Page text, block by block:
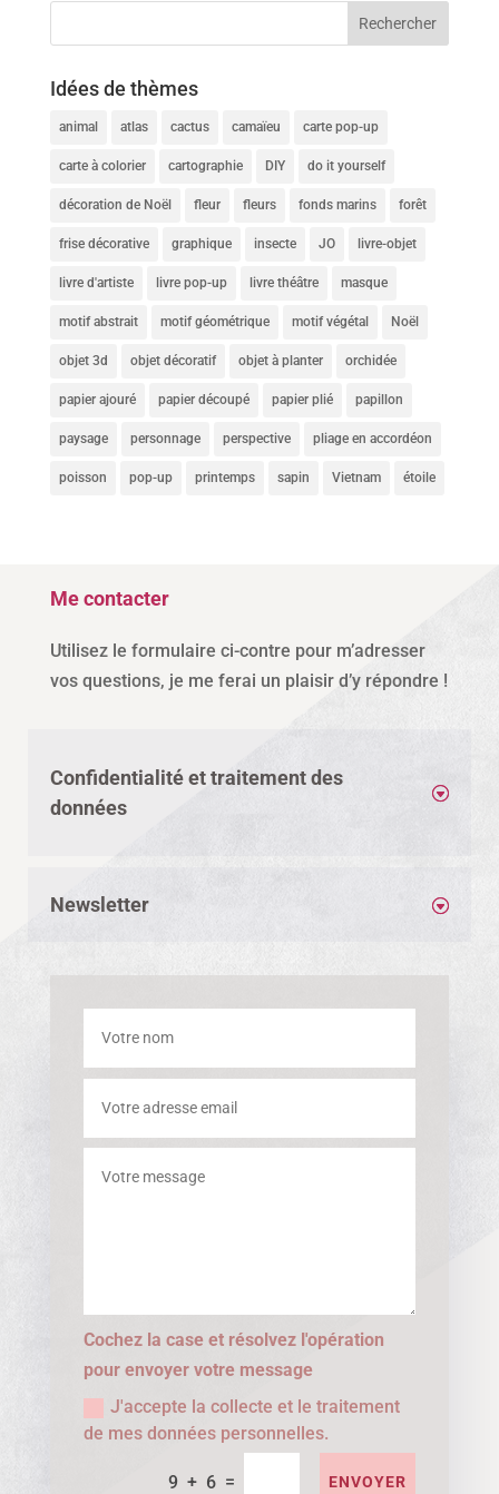
Idées de thèmes
animal atlas cactus camaïeu carte pop-up
carte à colorier cartographie DIY do it yourself
décoration de Noël fleur fleurs fonds marins forêt
frise décorative graphique insecte JO livre-objet
livre d'artiste livre pop-up livre théâtre masque
motif abstrait motif géométrique motif végétal Noël
objet 3d objet décoratif objet à planter orchidée
papier ajouré papier découpé papier plié papillon
paysage personnage perspective pliage en accordéon
poisson pop-up printemps sapin Vietnam étoile
Me contacter
Utilisez le formulaire ci-contre pour m’adresser
vos questions, je me ferai un plaisir d’y répondre !
Confidentialité et traitement des
données
Newsletter
Cochez la case et résolvez l'opération
pour envoyer votre message
J'accepte la collecte et le traitement
de mes données personnelles.
9 + 6 = ENVOYER